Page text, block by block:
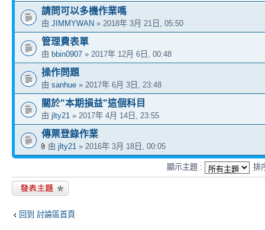
請問可以多機作業嗎
由 JIMMYWAN » 2018年 3月 21日, 05:50
管理費表單
由 bbin0907 » 2017年 12月 6日, 00:48
操作問題
由 sanhue » 2017年 6月 3日, 23:48
關於"本期損益"這個科目
由 jlty21 » 2017年 4月 14日, 23:55
傳票登錄作業
由 jlty21 » 2016年 3月 18日, 00:05
顯示主題 : 排
發表新主題
回到 討論區首頁